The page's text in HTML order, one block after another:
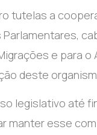
tutelas a
e para
deste
legislativo até
manter esse